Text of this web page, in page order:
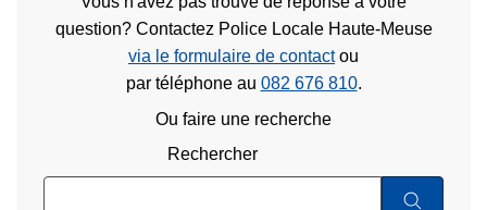
question? Contactez Police Locale Haute-Meuse
via le formulaire de contactou
par téléphone au 082 676 810.
Ou faire une recherche
Rechercher